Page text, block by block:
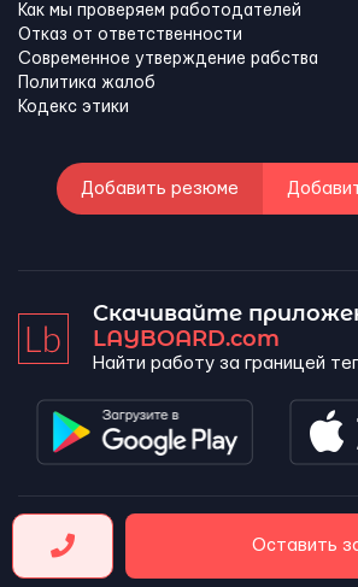
Оставить
Как мы проверяем работодателей
Отказ от ответственности
Современное утверждение рабства
Политика жалоб
Кодекс этики
Добавить резюме
Скачивайте
LAYBOARD.com
Найти работу за границей
LAYBOARD, SL Copyright